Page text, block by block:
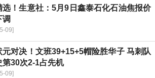
选！生意社：5月9日鑫泰石化石油焦报价
调
09]
元对决！文班39+15+5帽险胜华子 马刺队
第30次2-1占先机
09]